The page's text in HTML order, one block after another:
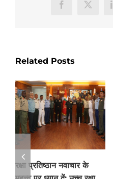
Facebook
X
Related Posts
रक्षा प्रतिष्ठान नवाचार के